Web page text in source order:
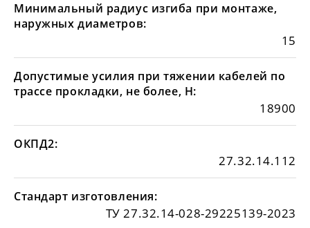
Минимальный радиус изгиба при монтаже,
наружных диаметров:
15
Допустимые усилия при тяжении кабелей по
трассе прокладки, не более, Н:
18900
ОКПД2:
27.32.14.112
Стандарт изготовления:
ТУ 27.32.14-028-29225139-2023